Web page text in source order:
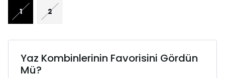
1 2
Yaz Kombinlerinin Favorisini Gördün
Mü?